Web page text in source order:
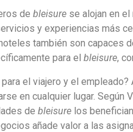
de bleisure se alojan en
y experiencias más
también son capaces
para el bleisure,
para el viajero y el
en cualquier lugar. Según
de bleisure los
añade valor a las